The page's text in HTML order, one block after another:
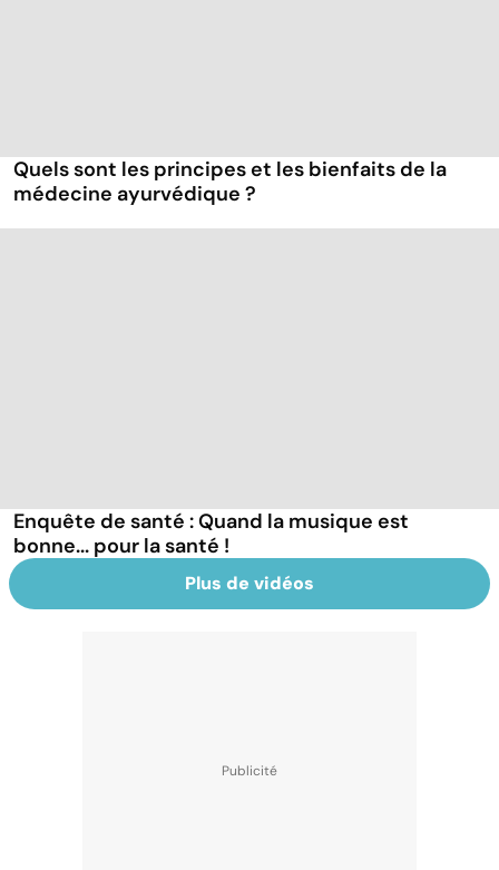
Quels sont les principes et les bienfaits de la
médecine ayurvédique ?
Enquête de santé : Quand la musique est
bonne... pour la santé !
Plus de vidéos